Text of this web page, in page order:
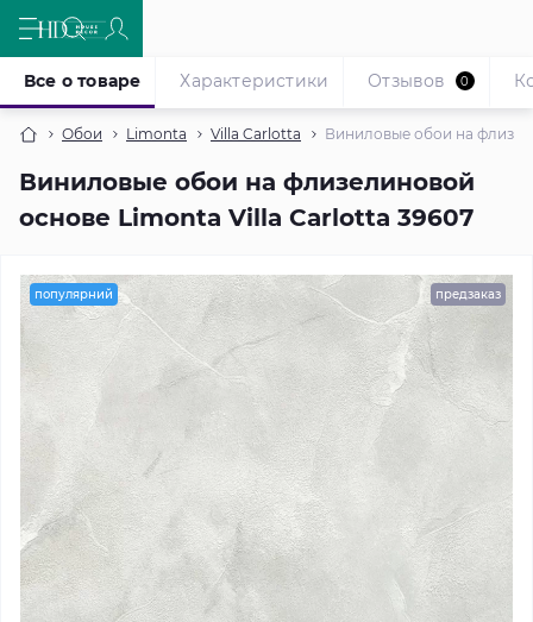
Обои Limonta Villa Carlotta Виниловые обои на
Виниловые обои на флизелиновой
основе Limonta Villa Carlotta 39607
Все о товаре Характеристики Отзывов 0
популярний предзаказ